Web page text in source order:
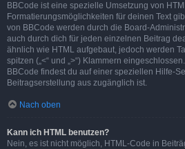
BBCode ist eine spezielle Umsetzung von
Formatierungsmöglichkeiten für deinen Text
von BBCode werden durch die Board-
auch durch dich für jeden einzelnen Beitrag
ähnlich wie HTML aufgebaut, jedoch werden
spitzen („<“ und „>“) Klammern
BBCode findest du auf einer speziellen Hilfe-
Beitragserstellung aus zugänglich ist.
Nach oben
Kann ich HTML benutzen?
Nein, es ist nicht möglich, HTML-Code in